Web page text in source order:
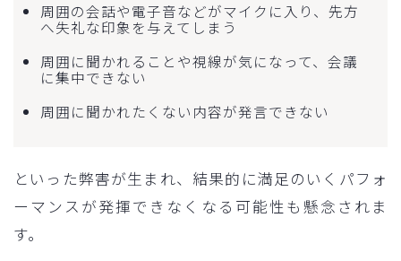
周囲の会話や電子音などがマイクに入り、先方
へ失礼な印象を与えてしまう
周囲に聞かれることや視線が気になって、会議
に集中できない
周囲に聞かれたくない内容が発言できない
といった弊害が生まれ、結果的に満足のいくパフォ
ーマンスが発揮できなくなる可能性も懸念されま
す。